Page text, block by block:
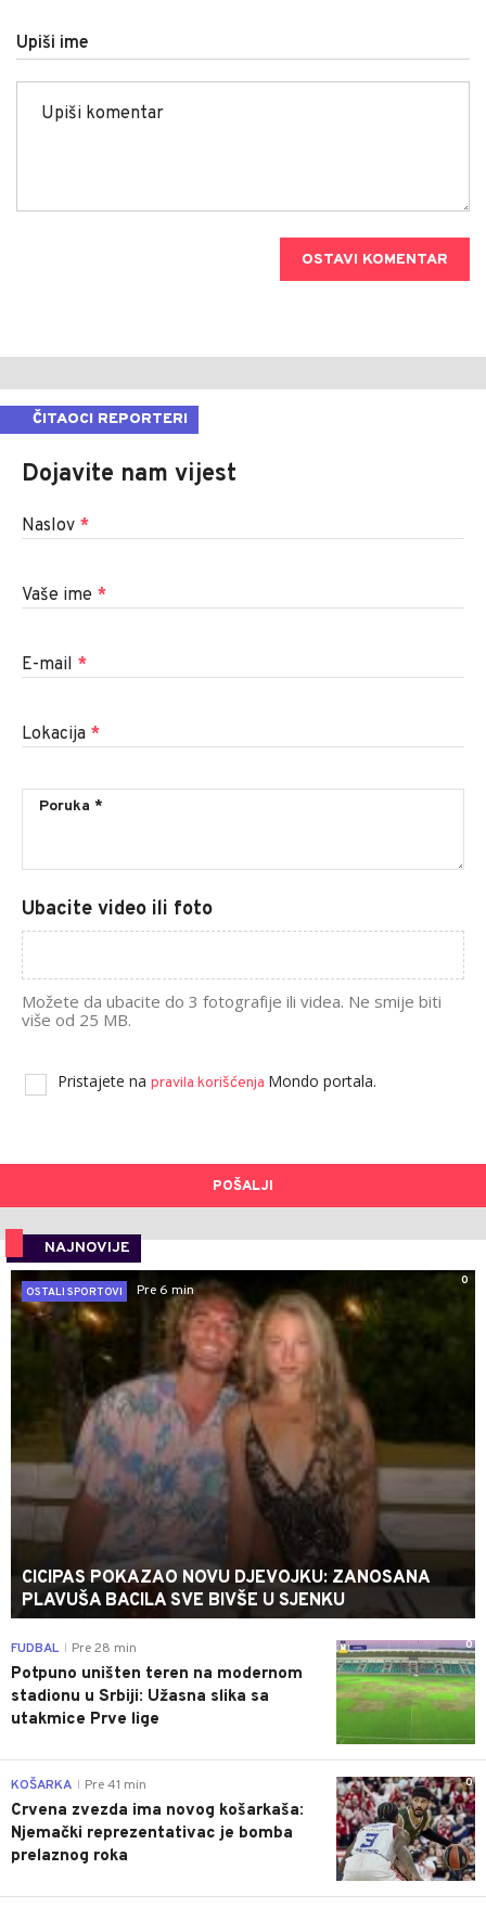
Upiši ime
OSTAVI KOMENTAR
ČITAOCI REPORTERI
Dojavite nam vijest
Naslov *
Vaše ime *
E-mail *
Lokacija *
Ubacite video ili foto
Možete da ubacite do 3 fotografije ili videa. Ne smije biti
više od 25 MB.
Pristajete na pravila korišćenja Mondo portala.
POŠALJI
NAJNOVIJE
0
OSTALI SPORTOVI
Pre 6 min
CICIPAS POKAZAO NOVU DJEVOJKU: ZANOSANA
PLAVUŠA BACILA SVE BIVŠE U SJENKU
0
FUDBAL Pre 28 min
Potpuno uništen teren na modernom
stadionu u Srbiji: Užasna slika sa
utakmice Prve lige
0
KOŠARKA Pre 41 min
Crvena zvezda ima novog košarkaša:
Njemački reprezentativac je bomba
prelaznog roka